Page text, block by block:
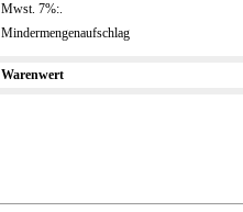
Mwst. 7%:.
Mindermengenaufschlag
Warenwert